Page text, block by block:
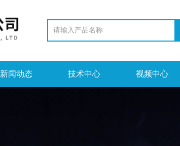
新闻动态 技术中心 视频中心